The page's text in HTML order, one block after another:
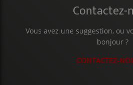
Contactez-
Vous avez une suggestion, ou
bonjour ?
CONTACTEZ-